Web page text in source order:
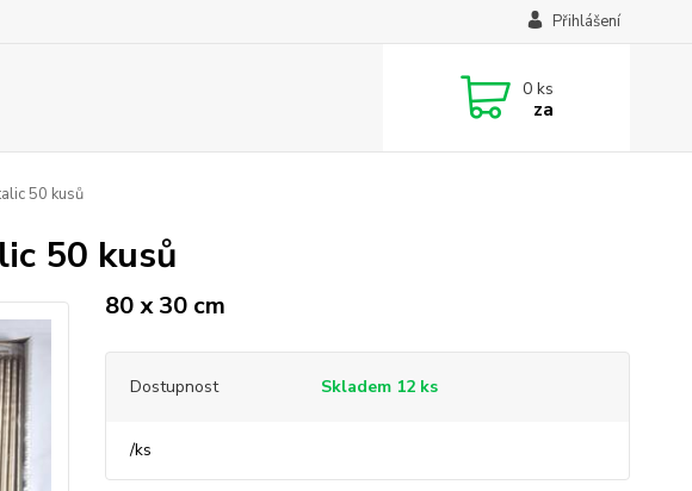
Přihlášení
0 ks
za
50 kusů
50 kusů
80 x 30 cm
Dostupnost Skladem 12 ks
/ks